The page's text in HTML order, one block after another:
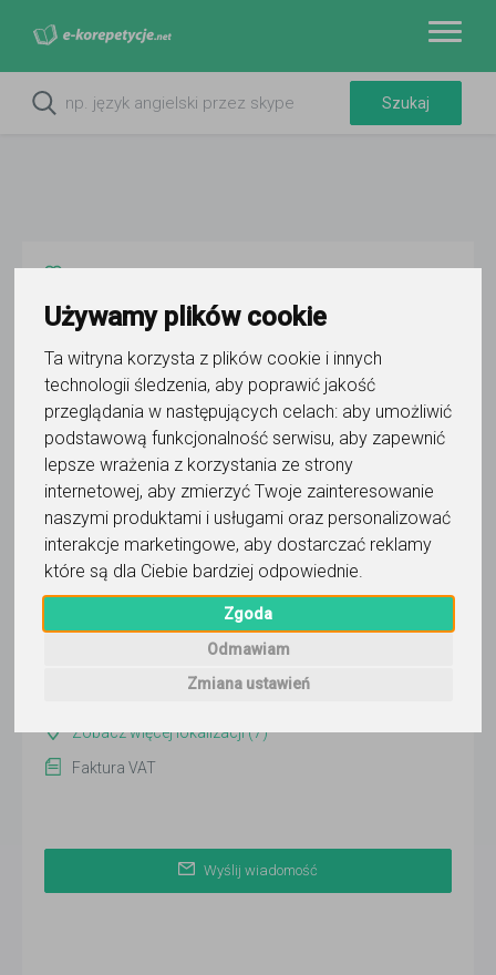
Używamy plików cookie
Ta witryna korzysta z plików cookie i innych
technologii śledzenia, aby poprawić jakość
przeglądania w następujących celach: aby umożliwić
podstawową funkcjonalność serwisu, aby zapewnić
lepsze wrażenia z korzystania ze strony
internetowej, aby zmierzyć Twoje zainteresowanie
naszymi produktami i usługami oraz personalizować
interakcje marketingowe, aby dostarczać reklamy
które są dla Ciebie bardziej odpowiednie.
Zgoda
Odmawiam
Zmiana ustawień
Akademia Nauki - Mentoring
Edukacyjny
Wyślij wiadomość
Ostatnia aktywność:
3 dni temu
Zobacz więcej lokalizacji (7)
Faktura VAT
Wyślij wiadomość